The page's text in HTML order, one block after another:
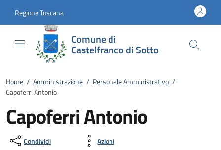
Regione Toscana
Comune di
Castelfranco di Sotto
Home / Amministrazione / Personale Amministrativo /
Capoferri Antonio
Capoferri Antonio
Condividi Azioni